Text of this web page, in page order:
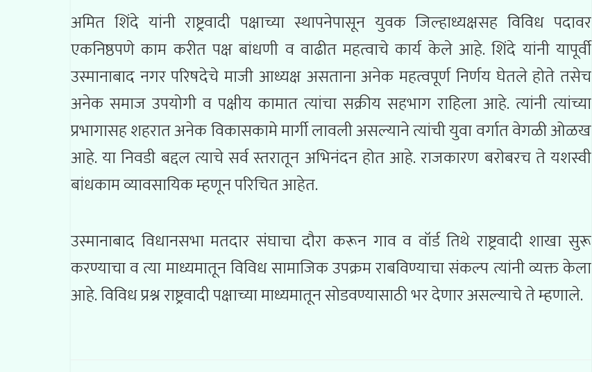
अमित शिंदे यांनी राष्ट्रवादी पक्षाच्या स्थापनेपासून युवक जिल्हाध्यक्षसह विविध पदावर
एकनिष्ठपणे काम करीत पक्ष बांधणी व वाढीत महत्वाचे कार्य केले आहे. शिंदे यांनी यापूर्वी
उस्मानाबाद नगर परिषदेचे माजी आध्यक्ष असताना अनेक महत्वपूर्ण निर्णय घेतले होते तसेच
अनेक समाज उपयोगी व पक्षीय कामात त्यांचा सक्रीय सहभाग राहिला आहे. त्यांनी त्यांच्या
प्रभागासह शहरात अनेक विकासकामे मार्गी लावली असल्याने त्यांची युवा वर्गात वेगळी ओळख
आहे. या निवडी बद्दल त्याचे सर्व स्तरातून अभिनंदन होत आहे. राजकारण बरोबरच ते यशस्वी
बांधकाम व्यावसायिक म्हणून परिचित आहेत.
उस्मानाबाद विधानसभा मतदार संघाचा दौरा करून गाव व वॉर्ड तिथे राष्ट्रवादी शाखा सुरू
करण्याचा व त्या माध्यमातून विविध सामाजिक उपक्रम राबविण्याचा संकल्प त्यांनी व्यक्त केला
आहे. विविध प्रश्न राष्ट्रवादी पक्षाच्या माध्यमातून सोडवण्यासाठी भर देणार असल्याचे ते म्हणाले.